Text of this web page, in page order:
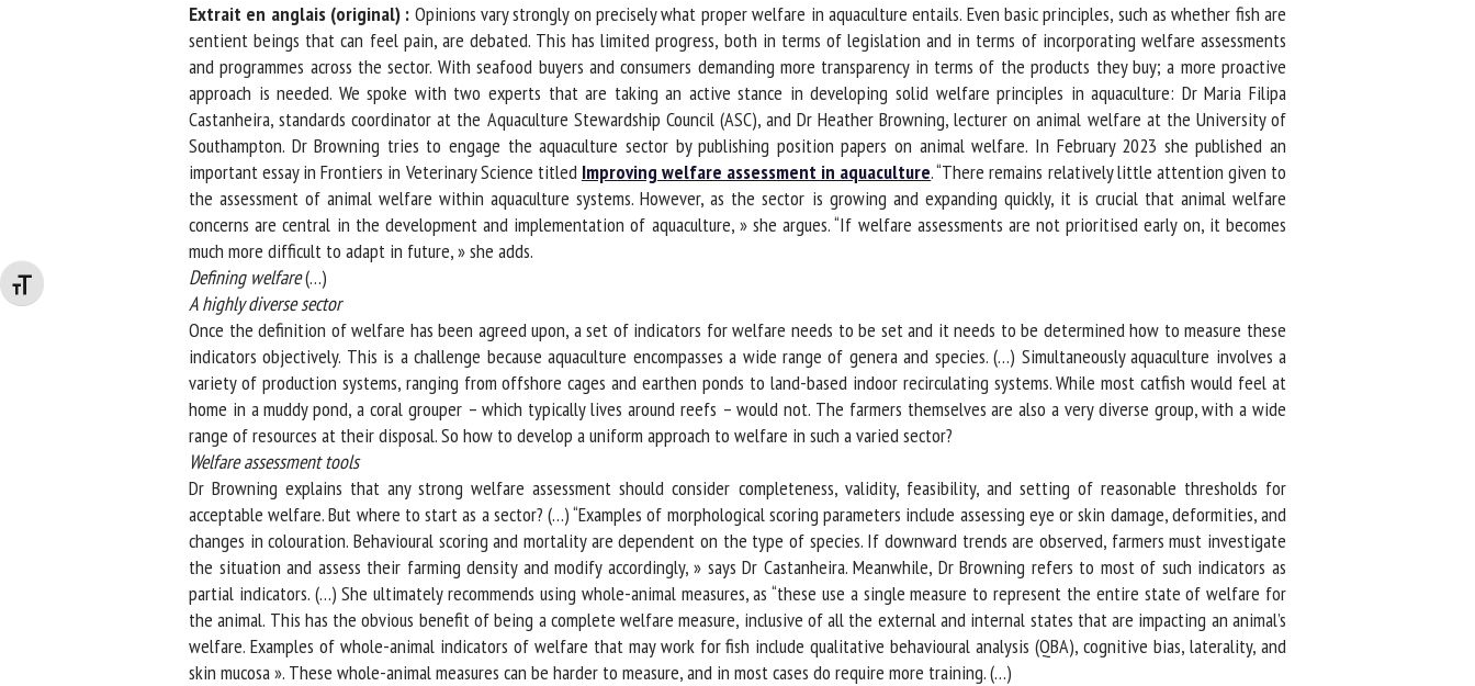
Changer la taille de la police
Extrait en anglais (original) : Opinions vary strongly on precisely what proper welfare in aquaculture entails. Even basic principles, such as whether fish are
sentient beings that can feel pain, are debated. This has limited progress, both in terms of legislation and in terms of incorporating welfare assessments
and programmes across the sector. With seafood buyers and consumers demanding more transparency in terms of the products they buy; a more proactive
approach is needed. We spoke with two experts that are taking an active stance in developing solid welfare principles in aquaculture: Dr Maria Filipa
Castanheira, standards coordinator at the Aquaculture Stewardship Council (ASC), and Dr Heather Browning, lecturer on animal welfare at the University of
Southampton. Dr Browning tries to engage the aquaculture sector by publishing position papers on animal welfare. In February 2023 she published an
important essay in Frontiers in Veterinary Science titledImproving welfare assessment in aquaculture. “There remains relatively little attention given to
the assessment of animal welfare within aquaculture systems. However, as the sector is growing and expanding quickly, it is crucial that animal welfare
concerns are central in the development and implementation of aquaculture, » she argues. “If welfare assessments are not prioritised early on, it becomes
much more difficult to adapt in future, » she adds.
Defining welfare(…)
A highly diverse sector
Once the definition of welfare has been agreed upon, a set of indicators for welfare needs to be set and it needs to be determined how to measure these
indicators objectively. This is a challenge because aquaculture encompasses a wide range of genera and species. (…) Simultaneously aquaculture involves a
variety of production systems, ranging from offshore cages and earthen ponds to land-based indoor recirculating systems. While most catfish would feel at
home in a muddy pond, a coral grouper – which typically lives around reefs – would not. The farmers themselves are also a very diverse group, with a wide
range of resources at their disposal. So how to develop a uniform approach to welfare in such a varied sector?
Welfare assessment tools
Dr Browning explains that any strong welfare assessment should consider completeness, validity, feasibility, and setting of reasonable thresholds for
acceptable welfare. But where to start as a sector? (…) “Examples of morphological scoring parameters include assessing eye or skin damage, deformities, and
changes in colouration. Behavioural scoring and mortality are dependent on the type of species. If downward trends are observed, farmers must investigate
the situation and assess their farming density and modify accordingly, » says Dr Castanheira. Meanwhile, Dr Browning refers to most of such indicators as
partial indicators. (…) She ultimately recommends using whole-animal measures, as “these use a single measure to represent the entire state of welfare for
the animal. This has the obvious benefit of being a complete welfare measure, inclusive of all the external and internal states that are impacting an animal’s
welfare. Examples of whole-animal indicators of welfare that may work for fish include qualitative behavioural analysis (QBA), cognitive bias, laterality, and
skin mucosa ». These whole-animal measures can be harder to measure, and in most cases do require more training. (…)